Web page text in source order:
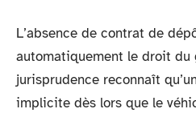
L’absence de contrat de
automatiquement le droit du
jurisprudence reconnaît
implicite dès lors que le